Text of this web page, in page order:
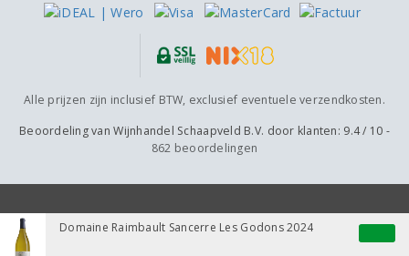
Domaine Raimbault Sancerre Les Godons 2024
Alle prijzen zijn inclusief BTW, exclusief eventuele verzendkosten.
Beoordeling vanWijnhandel Schaapveld B.V. door klanten: 9.4/ 10 -
862 beoordelingen